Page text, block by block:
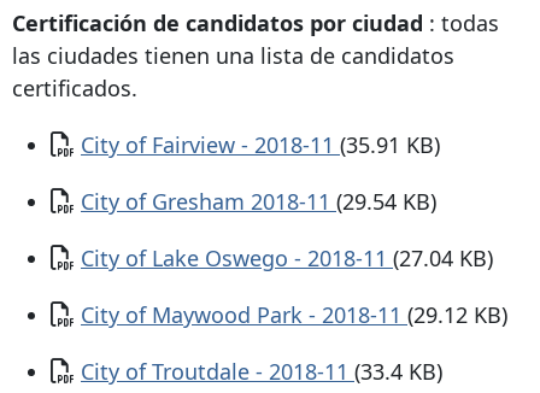
Certificación de candidatos por ciudad : todas
las ciudades tienen una lista de candidatos
certificados.
Documento
City of Fairview - 2018-11 (35.91 KB)
Documento
City of Gresham 2018-11 (29.54 KB)
Documento
City of Lake Oswego - 2018-11 (27.04 KB)
Documento
City of Maywood Park - 2018-11 (29.12 KB)
Documento
City of Troutdale - 2018-11 (33.4 KB)